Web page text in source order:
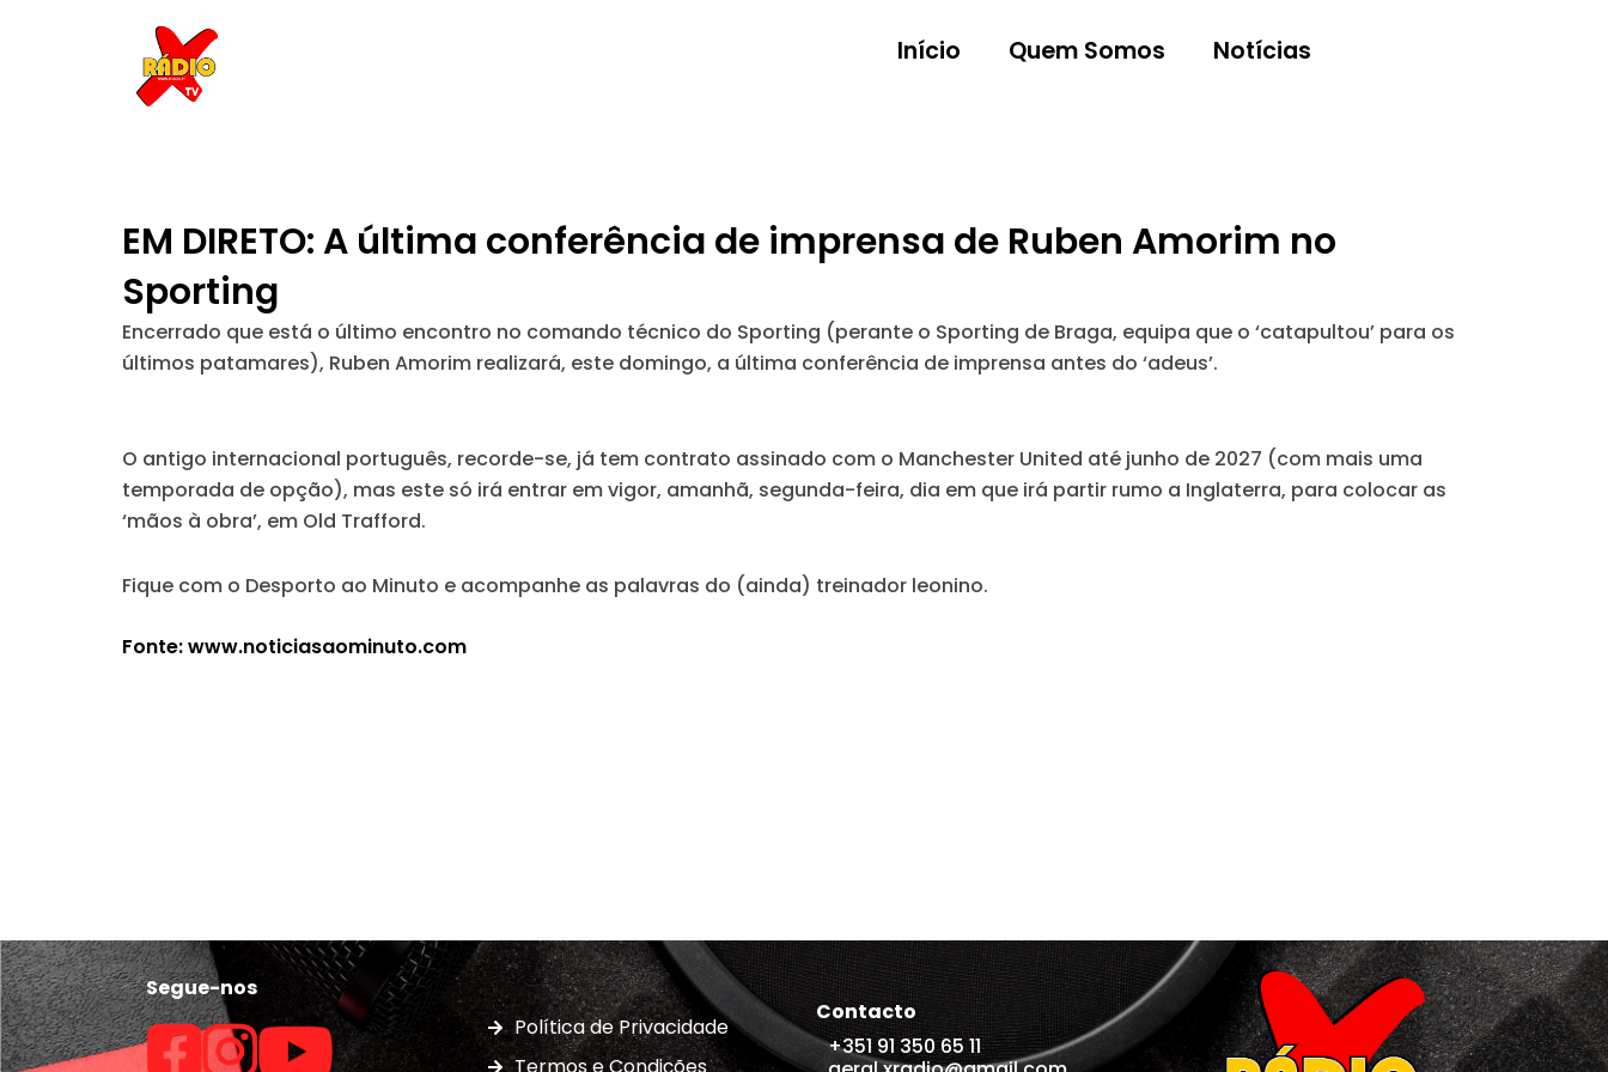
Início Quem Somos Notícias
EM DIRETO: A última conferência de imprensa de Ruben Amorim no
Sporting
Encerrado que está o último encontro no comando técnico do Sporting (perante o Sporting de Braga, equipa que o ‘catapultou’ para os
últimos patamares), Ruben Amorim realizará, este domingo, a última conferência de imprensa antes do ‘adeus’.
O antigo internacional português, recorde-se, já tem contrato assinado com o Manchester United até junho de 2027 (com mais uma
temporada de opção), mas este só irá entrar em vigor, amanhã, segunda-feira, dia em que irá partir rumo a Inglaterra, para colocar as
‘mãos à obra’, em Old Trafford.
Fique com o Desporto ao Minuto e acompanhe as palavras do (ainda) treinador leonino.
Fonte: www.noticiasaominuto.com
Segue-nos
Política de Privacidade
Contacto
+351 91 350 65 11